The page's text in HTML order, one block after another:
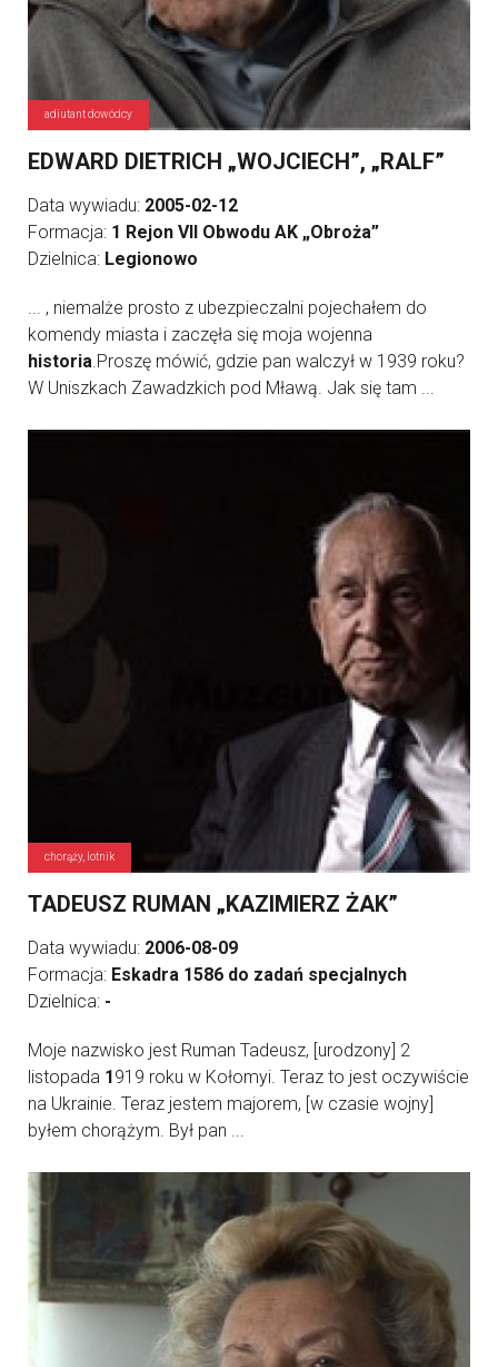
adiutant dowódcy
EDWARD DIETRICH „WOJCIECH”, „RALF”
Data wywiadu: 2005-02-12
Formacja: 1 Rejon VII Obwodu AK „Obroża”
Dzielnica: Legionowo
... , niemalże prosto z ubezpieczalni pojechałem do
komendy miasta i zaczęła się moja wojenna
historia.Proszę mówić, gdzie pan walczył w 1939 roku?
W Uniszkach Zawadzkich pod Mławą. Jak się tam ...
chorąży, lotnik
TADEUSZ RUMAN „KAZIMIERZ ŻAK”
Data wywiadu: 2006-08-09
Formacja: Eskadra 1586 do zadań specjalnych
Dzielnica: -
Moje nazwisko jest Ruman Tadeusz, [urodzony] 2
listopada 1919 roku w Kołomyi. Teraz to jest oczywiście
na Ukrainie. Teraz jestem majorem, [w czasie wojny]
byłem chorążym. Był pan ...